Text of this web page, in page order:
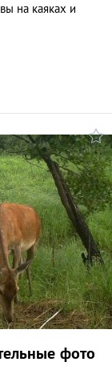
на каяках и
фото